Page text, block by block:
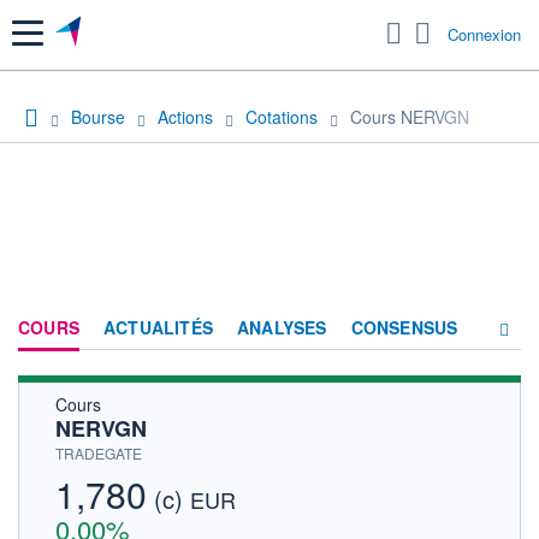
Menu Connexion
Bourse Actions Cotations Cours NERVGN
COURS ACTUALITÉS ANALYSES CONSENSUS
Cours
NERVGN
TRADEGATE
1,780 (c) EUR
0,00%